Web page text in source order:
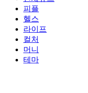
피플
헬스
라이프
컬처
머니
테마